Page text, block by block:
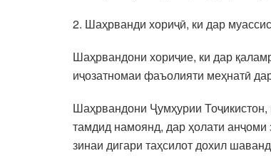
2. Шаҳрванди хориҷӣ, ки дар
Шаҳрвандони хориҷие, ки дар
иҷозатномаи фаъолияти меҳнатӣ
Шаҳрвандони Ҷумҳурии
тамдид намоянд, дар ҳолати
зинаи дигари таҳсилот дохил